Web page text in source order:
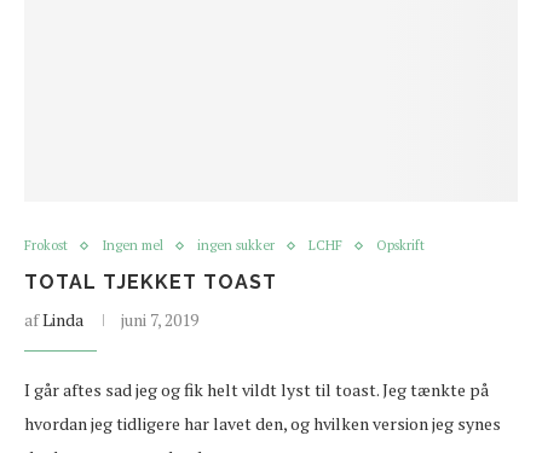
Frokost Ingen mel ingen sukker LCHF Opskrift
TOTAL TJEKKET TOAST
afLinda juni 7, 2019
I går aftes sad jeg og fik helt vildt lyst til toast. Jeg tænkte på
hvordan jeg tidligere har lavet den, og hvilken version jeg synes